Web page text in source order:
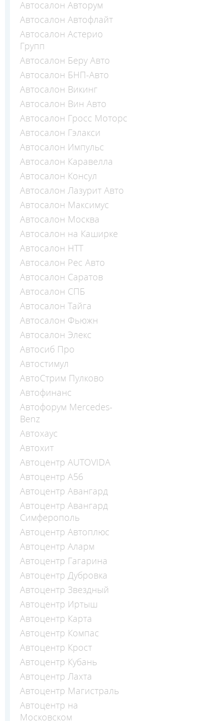
Автосалон Авторум
Автосалон Автофлайт
Автосалон Астерио
Групп
Автосалон Беру Авто
Автосалон БНП-Авто
Автосалон Викинг
Автосалон Вин Авто
Автосалон Гросс Моторс
Автосалон Гэлакси
Автосалон Импульс
Автосалон Каравелла
Автосалон Консул
Автосалон Лазурит Авто
Автосалон Максимус
Автосалон Москва
Автосалон на Каширке
Автосалон НТТ
Автосалон Рес Авто
Автосалон Саратов
Автосалон СПБ
Автосалон Тайга
Автосалон Фьюжн
Автосалон Элекс
Автосиб Про
Автостимул
АвтоСтрим Пулково
Автофинанс
Автофорум Mercedes-
Benz
Автохаус
Автохит
Автоцентр AUTOVIDA
Автоцентр А56
Автоцентр Авангард
Автоцентр Авангард
Симферополь
Автоцентр Автоплюс
Автоцентр Аларм
Автоцентр Гагарина
Автоцентр Дубровка
Автоцентр Звездный
Автоцентр Иртыш
Автоцентр Карта
Автоцентр Компас
Автоцентр Крост
Автоцентр Кубань
Автоцентр Лахта
Автоцентр Магистраль
Автоцентр на
Московском